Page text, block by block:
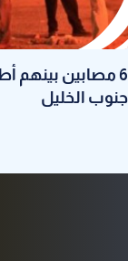
6 مصابين
جنوب الخليل